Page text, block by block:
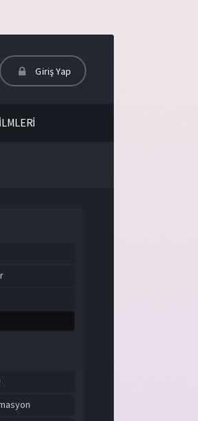
Giriş Yap